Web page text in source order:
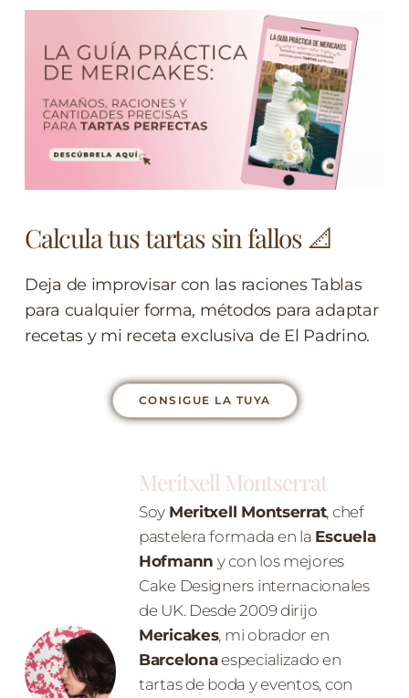
Calcula tus tartas sin fallos 📐
Deja de improvisar con las raciones Tablas
para cualquier forma, métodos para adaptar
recetas y mi receta exclusiva de El Padrino.
CONSIGUE LA TUYA
Meritxell Montserrat
Soy Meritxell Montserrat, chef
pastelera formada en la Escuela
Hofmann y con los mejores
Cake Designers internacionales
de UK. Desde 2009 dirijo
Mericakes, mi obrador en
Barcelonaespecializado en
tartas de boda y eventos, con